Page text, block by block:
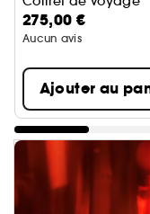
275,00 €
Aucun avis
Ajouter au